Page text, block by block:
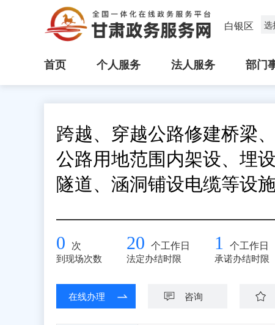
白银区 选
首页 个人服务 法人服务 部门
跨越、穿越公路修建桥梁
公路用地范围内架设、埋
隧道、涵洞铺设电缆等设
0 次
到现场次数
20 个工作日
法定办结时限
1 个工作日
承诺办结时限
在线办理 咨询